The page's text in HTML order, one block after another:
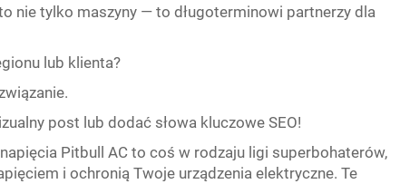
nie tylko maszyny — to długoterminowi partnerzy dla
lub klienta?
post lub dodać słowa kluczowe SEO!
Pitbull AC to coś w rodzaju ligi superbohaterów,
i ochronią Twoje urządzenia elektryczne. Te